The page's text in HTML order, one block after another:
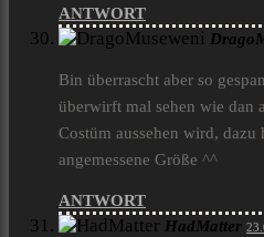
ANTWORT
Bin überrascht aber so
überwirft mal sehen wie dan
Costüm aussehen wird, dazu
angemessene Größe ^^
ANTWORT
HadMatter